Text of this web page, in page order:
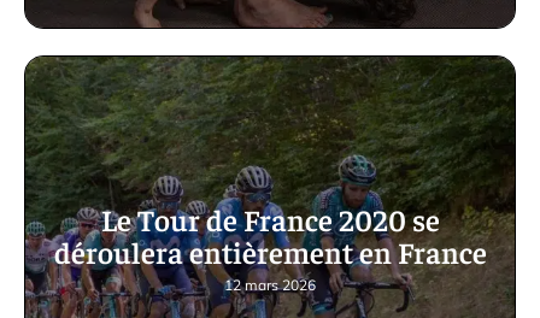
Le Tour de France 2020 se
déroulera entièrement en France
12 mars 2026